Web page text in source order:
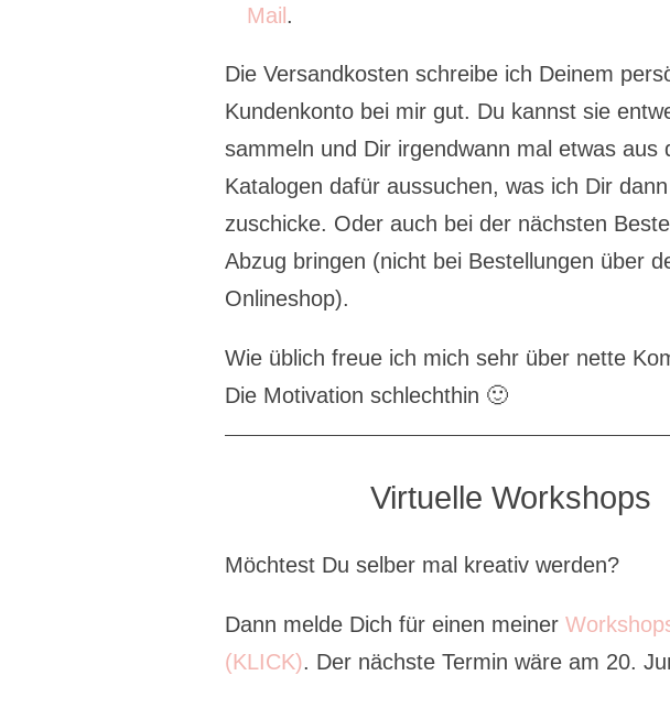
Mail .
Die Versandkosten schreibe ich Deinem
Kundenkonto bei mir gut. Du kannst sie
sammeln und Dir irgendwann mal etwas aus
Katalogen dafür aussuchen, was ich Dir
zuschicke. Oder auch bei der nächsten
Abzug bringen (nicht bei Bestellungen über
Onlineshop).
Wie üblich freue ich mich sehr über nette
Die Motivation schlechthin 🙂
Virtuelle Workshops
Möchtest Du selber mal kreativ werden?
Dann melde Dich für einen meiner
(KLICK). Der nächste Termin wäre am 20.